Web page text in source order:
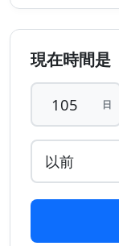
現在時間是
日